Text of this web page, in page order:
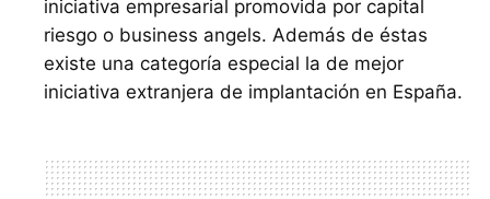
iniciativa empresarial promovida por capital
riesgo o business angels. Además de éstas
existe una categoría especial la de mejor
iniciativa extranjera de implantación en España.